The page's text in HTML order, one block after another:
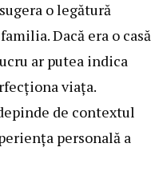
o legătură
Dacă era o casă
ar putea indica
viața.
de contextul
personală a